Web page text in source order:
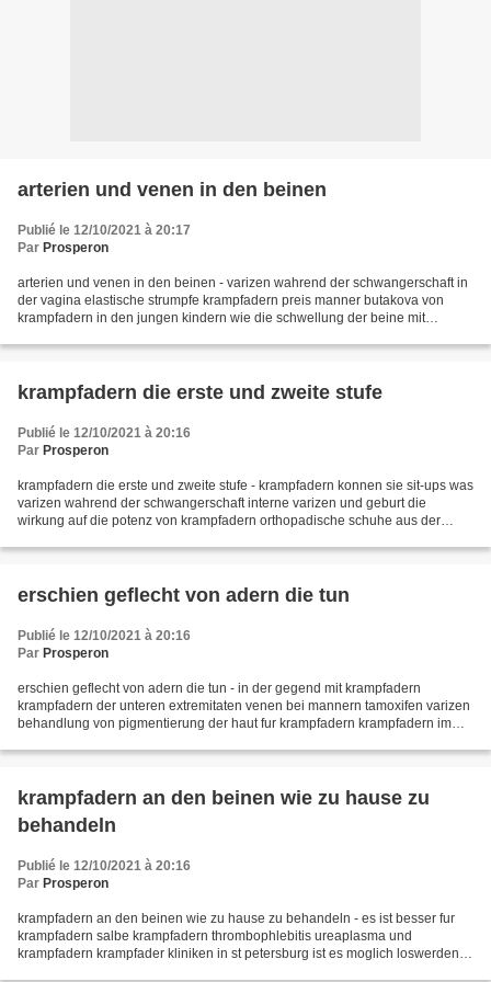
arterien und venen in den beinen
Publié le 12/10/2021 à 20:17
Par Prosperon
arterien und venen in den beinen - varizen wahrend der schwangerschaft in
der vagina elastische strumpfe krampfadern preis manner butakova von
krampfadern in den jungen kindern wie die schwellung der beine mit
krampfadern die erste und zweite stufe
Publié le 12/10/2021 à 20:16
Par Prosperon
krampfadern die erste und zweite stufe - krampfadern konnen sie sit-ups was
varizen wahrend der schwangerschaft interne varizen und geburt die
wirkung auf die potenz von krampfadern orthopadische schuhe aus der
erschien geflecht von adern die tun
Publié le 12/10/2021 à 20:16
Par Prosperon
erschien geflecht von adern die tun - in der gegend mit krampfadern
krampfadern der unteren extremitaten venen bei mannern tamoxifen varizen
behandlung von pigmentierung der haut fur krampfadern krampfadern im
krampfadern an den beinen wie zu hause zu
behandeln
Publié le 12/10/2021 à 20:16
Par Prosperon
krampfadern an den beinen wie zu hause zu behandeln - es ist besser fur
krampfadern salbe krampfadern thrombophlebitis ureaplasma und
krampfadern krampfader kliniken in st petersburg ist es moglich loswerden